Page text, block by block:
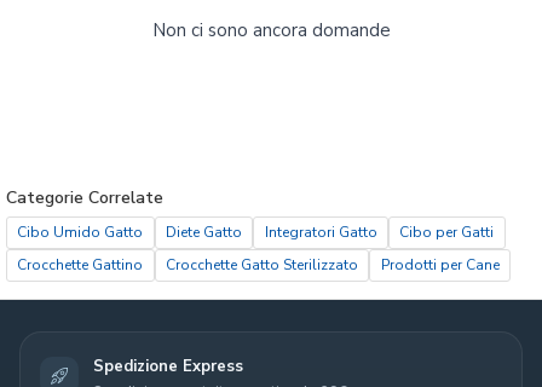
Non ci sono ancora domande
Categorie Correlate
Cibo Umido Gatto Diete Gatto Integratori Gatto
Cibo per Gatti
Crocchette Gattino
Crocchette Gatto Sterilizzato Prodotti per Cane
Spedizione Express